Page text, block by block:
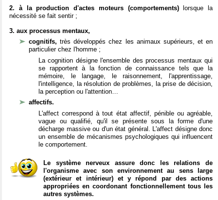
2. à la production d'actes moteurs (comportements)lorsque la
nécessité se fait sentir ;
3. aux processus mentaux,
cognitifs,très développés chez les animaux supérieurs, et en
particulier chez l'homme ;
La cognition désigne l'ensemble des processus mentaux qui
se rapportent à la fonction de connaissance tels que la
mémoire, le langage, le raisonnement, l'apprentissage,
l'intelligence, la résolution de problèmes, la prise de décision,
la perception ou l'attention…
affectifs.
L'affect correspond à tout état affectif, pénible ou agréable,
vague ou qualifié, qu'il se présente sous la forme d'une
décharge massive ou d'un état général. L'affect désigne donc
un ensemble de mécanismes psychologiques qui influencent
le comportement.
Le système nerveux assure donc les relations de
l'organisme avec son environnement au sens large
(extérieur et intérieur) et y répond par des actions
appropriées en coordonant fonctionnellement tous les
autres systèmes.